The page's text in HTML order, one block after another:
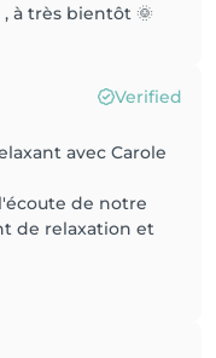
à très bientôt 🌞
Verified
avec Carole
de notre
de relaxation et